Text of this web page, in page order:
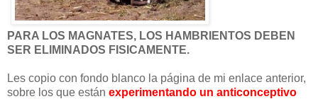
PARA LOS MAGNATES, LOS HAMBRIENTOS DEBEN
SER ELIMINADOS FISICAMENTE.
Les copio con fondo blanco la página de mi enlace anterior,
sobre los que están experimentando un anticonceptivo